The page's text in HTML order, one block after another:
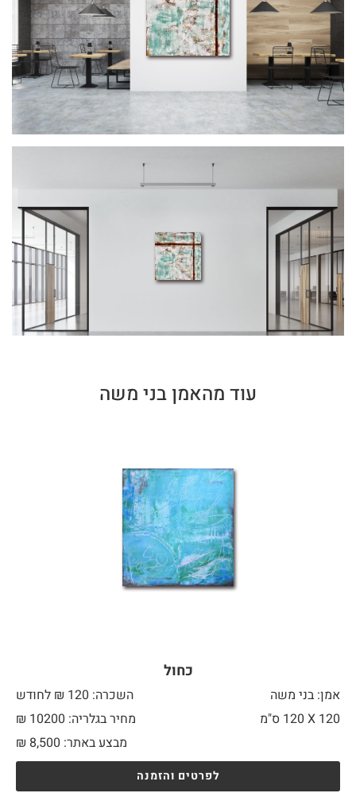
עוד מהאמן בני משה
כחול
אמן: בני משה
השכרה: 120 ₪ לחודש
120 X
מחיר בגלריה: 10200 ₪
מבצע באתר:
₪ 8,500
לפרטים והזמנה